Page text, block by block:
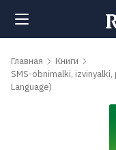
Поиск
Главная
Книги
SMS-obnimalki,
Language)